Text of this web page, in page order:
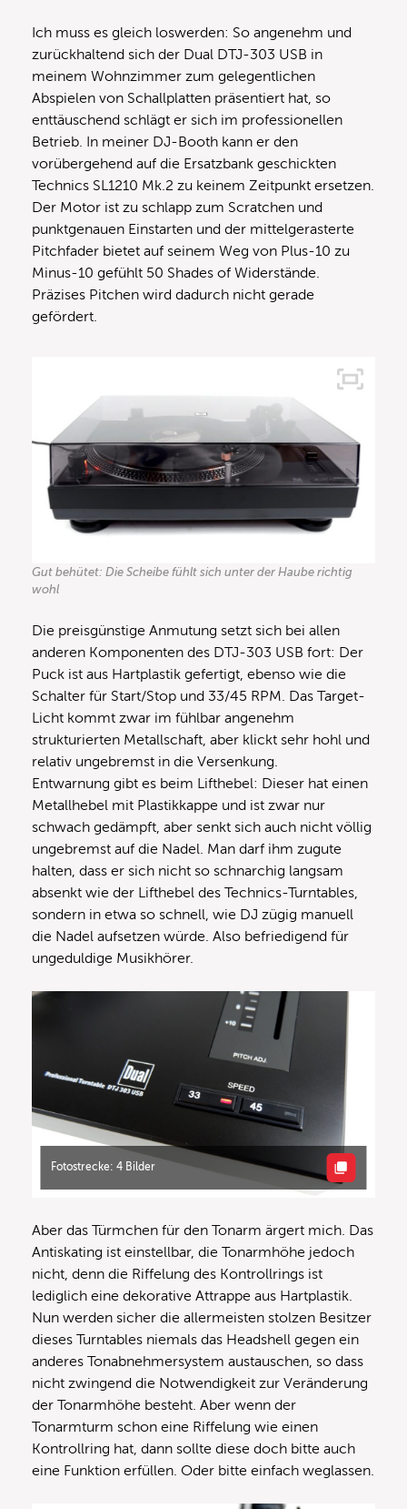
Ich muss es gleich loswerden: So angenehm und
zurückhaltend sich der Dual DTJ-303 USB in
meinem Wohnzimmer zum gelegentlichen
Abspielen von Schallplatten präsentiert hat, so
enttäuschend schlägt er sich im professionellen
Betrieb. In meiner DJ-Booth kann er den
vorübergehend auf die Ersatzbank geschickten
Technics SL1210 Mk.2 zu keinem Zeitpunkt ersetzen.
Der Motor ist zu schlapp zum Scratchen und
punktgenauen Einstarten und der mittelgerasterte
Pitchfader bietet auf seinem Weg von Plus-10 zu
Minus-10 gefühlt 50 Shades of Widerstände.
Präzises Pitchen wird dadurch nicht gerade
gefördert.
Gut behütet: Die Scheibe fühlt sich unter der Haube richtig
wohl
Die preisgünstige Anmutung setzt sich bei allen
anderen Komponenten des DTJ-303 USB fort: Der
Puck ist aus Hartplastik gefertigt, ebenso wie die
Schalter für Start/Stop und 33/45 RPM. Das Target-
Licht kommt zwar im fühlbar angenehm
strukturierten Metallschaft, aber klickt sehr hohl und
relativ ungebremst in die Versenkung.
Entwarnung gibt es beim Lifthebel: Dieser hat einen
Metallhebel mit Plastikkappe und ist zwar nur
schwach gedämpft, aber senkt sich auch nicht völlig
ungebremst auf die Nadel. Man darf ihm zugute
halten, dass er sich nicht so schnarchig langsam
absenkt wie der Lifthebel des Technics-Turntables,
sondern in etwa so schnell, wie DJ zügig manuell
die Nadel aufsetzen würde. Also befriedigend für
ungeduldige Musikhörer.
Fotostrecke: 4 Bilder
Aber das Türmchen für den Tonarm ärgert mich. Das
Antiskating ist einstellbar, die Tonarmhöhe jedoch
nicht, denn die Riffelung des Kontrollrings ist
lediglich eine dekorative Attrappe aus Hartplastik.
Nun werden sicher die allermeisten stolzen Besitzer
dieses Turntables niemals das Headshell gegen ein
anderes Tonabnehmersystem austauschen, so dass
nicht zwingend die Notwendigkeit zur Veränderung
der Tonarmhöhe besteht. Aber wenn der
Tonarmturm schon eine Riffelung wie einen
Kontrollring hat, dann sollte diese doch bitte auch
eine Funktion erfüllen. Oder bitte einfach weglassen.